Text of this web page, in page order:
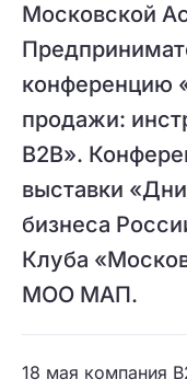
Московской
конференцию
продажи:
B2B».
выставки
бизнеса
Клуба
МОО МАП.
18 мая компания